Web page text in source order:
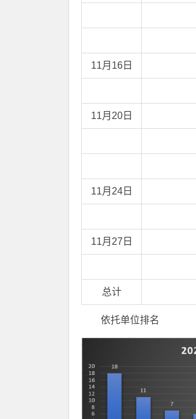
11月16日
11月20日
11月24日
11月27日
总计
依托单位排名